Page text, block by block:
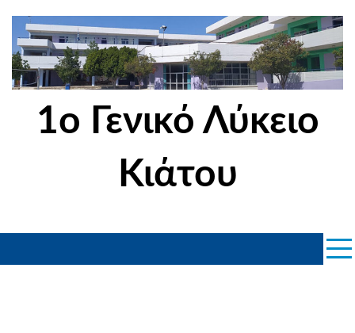
content
1ο Γενικό Λύκειο
Κιάτου